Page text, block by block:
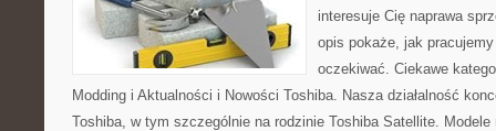
interesuje Cię naprawa
opis pokaże, jak
oczekiwać. Ciekawe
Modding i Aktualności i Nowości Toshiba. Nasza działalność
Toshiba, w tym szczególnie na rodzinie Toshiba Satellite.